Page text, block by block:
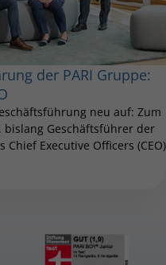
der PARI Gruppe:
neu auf: Zum
bislang Geschäftsführer der
Chief Executive Officers (CEO)